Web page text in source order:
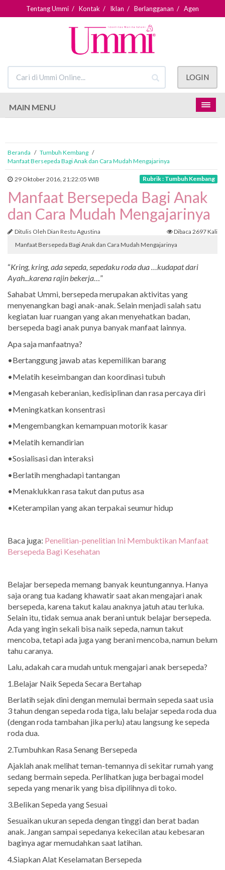
Tentang Ummi / Kontak / Iklan / Berlangganan / Agen
LOGIN
MAIN MENU
Beranda / Tumbuh Kembang /
Manfaat Bersepeda Bagi Anak dan Cara Mudah Mengajarinya
29 Oktober 2016, 21:22:05 WIB Rubrik : Tumbuh Kembang
Manfaat Bersepeda Bagi Anak
dan Cara Mudah Mengajarinya
Ditulis Oleh Dian Restu Agustina
Dibaca 2697 Kali
Manfaat Bersepeda Bagi Anak dan Cara Mudah Mengajarinya
“Kring, kring, ada sepeda, sepedaku roda dua …kudapat dari
Ayah...karena rajin bekerja …”
Sahabat Ummi, bersepeda merupakan aktivitas yang
menyenangkan bagi anak-anak. Selain menjadi salah satu
kegiatan luar ruangan yang akan menyehatkan badan,
bersepeda bagi anak punya banyak manfaat lainnya.
Apa saja manfaatnya?
•Bertanggung jawab atas kepemilikan barang
•Melatih keseimbangan dan koordinasi tubuh
•Mengasah keberanian, kedisiplinan dan rasa percaya diri
•Meningkatkan konsentrasi
•Mengembangkan kemampuan motorik kasar
•Melatih kemandirian
•Sosialisasi dan interaksi
•Berlatih menghadapi tantangan
•Menaklukkan rasa takut dan putus asa
•Keterampilan yang akan terpakai seumur hidup
Baca juga: Penelitian-penelitian Ini Membuktikan Manfaat
Bersepeda Bagi Kesehatan
Belajar bersepeda memang banyak keuntungannya. Hanya
saja orang tua kadang khawatir saat akan mengajari anak
bersepeda, karena takut kalau anaknya jatuh atau terluka.
Selain itu, tidak semua anak berani untuk belajar bersepeda.
Ada yang ingin sekali bisa naik sepeda, namun takut
mencoba, tetapi ada juga yang berani mencoba, namun belum
tahu caranya.
Lalu, adakah cara mudah untuk mengajari anak bersepeda?
1.Belajar Naik Sepeda Secara Bertahap
Berlatih sejak dini dengan memulai bermain sepeda saat usia
3 tahun dengan sepeda roda tiga, lalu belajar sepeda roda dua
(dengan roda tambahan jika perlu) atau langsung ke sepeda
roda dua.
2.Tumbuhkan Rasa Senang Bersepeda
Ajaklah anak melihat teman-temannya di sekitar rumah yang
sedang bermain sepeda. Perlihatkan juga berbagai model
sepeda yang menarik yang bisa dipilihnya di toko.
3.Belikan Sepeda yang Sesuai
Sesuaikan ukuran sepeda dengan tinggi dan berat badan
anak. Jangan sampai sepedanya kekecilan atau kebesaran
baginya agar memudahkan saat latihan.
4.Siapkan Alat Keselamatan Bersepeda